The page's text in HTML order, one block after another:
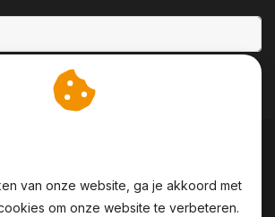
van onze website, ga je akkoord met
om onze website te verbeteren.